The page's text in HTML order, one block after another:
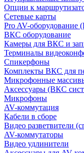
Опции к
Сетевые карты
Pro AV-оборудование
ВКС оборудование
Камеры для ВКС и
Терминалы
Спикерфоны
Комплекты ВКС для
Микрофонные
Аксессуары (ВКС
Микрофоны
AV-коммутация
Кабели в сборе
Видео разветвители
AV-коммутаторы
Видео удлинители